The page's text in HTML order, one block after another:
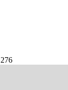
276